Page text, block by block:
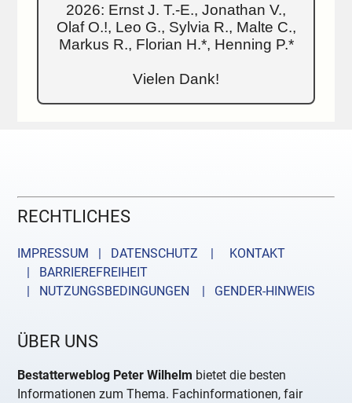
2026: Ernst J. T.-E., Jonathan V.,
Olaf O.!, Leo G., Sylvia R., Malte C.,
Markus R., Florian H.*, Henning P.*
Vielen Dank!
RECHTLICHES
IMPRESSUM | DATENSCHUTZ |
KONTAKT
| BARRIEREFREIHEIT
| NUTZUNGSBEDINGUNGEN
| GENDER-HINWEIS
ÜBER UNS
Bestatterweblog Peter Wilhelm bietet die besten
Informationen zum Thema. Fachinformationen, fair